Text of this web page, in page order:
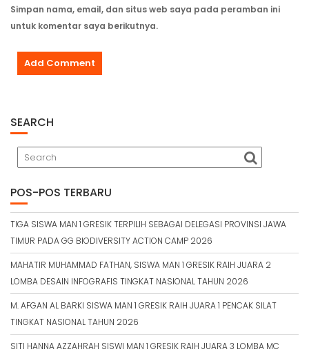
Simpan nama, email, dan situs web saya pada peramban ini
untuk komentar saya berikutnya.
SEARCH
POS-POS TERBARU
TIGA SISWA MAN 1 GRESIK TERPILIH SEBAGAI DELEGASI PROVINSI JAWA
TIMUR PADA GG BIODIVERSITY ACTION CAMP 2026
MAHATIR MUHAMMAD FATHAN, SISWA MAN 1 GRESIK RAIH JUARA 2
LOMBA DESAIN INFOGRAFIS TINGKAT NASIONAL TAHUN 2026
M. AFGAN AL BARKI SISWA MAN 1 GRESIK RAIH JUARA 1 PENCAK SILAT
TINGKAT NASIONAL TAHUN 2026
SITI HANNA AZZAHRAH SISWI MAN 1 GRESIK RAIH JUARA 3 LOMBA MC